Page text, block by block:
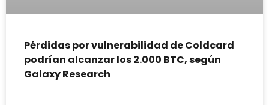
Pérdidas por vulnerabilidad de Coldcard
podrían alcanzar los 2.000 BTC, según
Galaxy Research